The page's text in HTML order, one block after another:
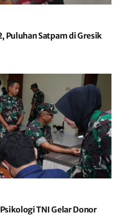
Puluhan Satpam di Gresik
TNI Gelar Donor